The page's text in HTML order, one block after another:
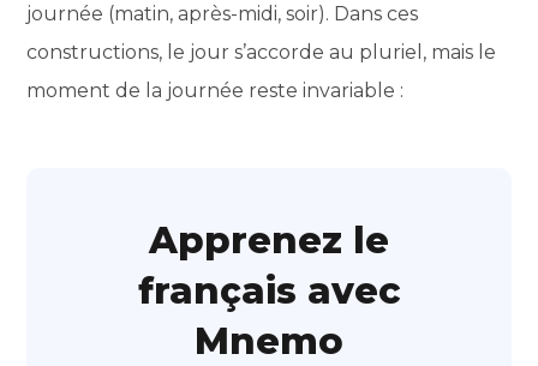
journée (matin, après-midi, soir). Dans ces
constructions, le jour s’accorde au pluriel, mais le
moment de la journée reste invariable :
Apprenez le
français avec
Mnemo